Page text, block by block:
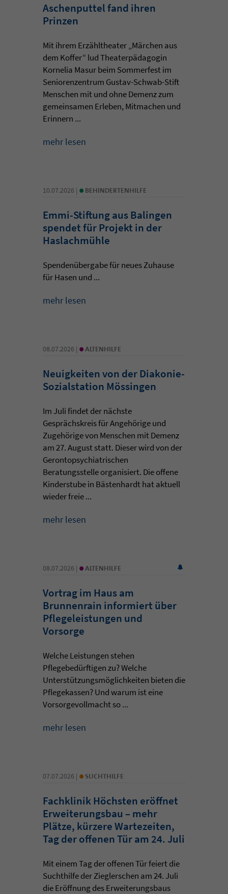
Aschenputtel fand ihren
Prinzen
Mit ihrem Erzähltheater „Märchen aus
dem Koffer“ lud Theaterpädagogin
Kornelia Masur beim Sommerfest im
Seniorenzentrum Gustav-Schwab-Stift
Menschen mit und ohne Demenz zum
gemeinsamen Erleben, Mitmachen und
Erinnern ...
mehr lesen
10.07.2026 | • BEHINDERTENHILFE
Emmi-Stiftung aus Balingen
spendet für Projekt in der
Haslachmühle
Spendenübergabe für neues Zuhause
für Hasen und ...
mehr lesen
08.07.2026 | • ALTENHILFE
Neuigkeiten von der Diakonie-
Sozialstation Mössingen
Im Juli findet der nächste
Gesprächskreis für Angehörige und
Zugehörige von Menschen mit Demenz
am 27. August statt. Dieser wird von der
Gerontopsychiatrischen
Beratungsstelle organisiert. Die offene
Kinderstube in Bästenhardt hat aktuell
wieder freie ...
mehr lesen
08.07.2026 | • ALTENHILFE
Vortrag im Haus am
Brunnenrain informiert über
Pflegeleistungen und
Vorsorge
Welche Leistungen stehen
Pflegebedürftigen zu? Welche
Unterstützungsmöglichkeiten bieten die
Pflegekassen? Und warum ist eine
Vorsorgevollmacht so ...
mehr lesen
07.07.2026 | • SUCHTHILFE
Fachklinik Höchsten eröffnet
Erweiterungsbau – mehr
Plätze, kürzere Wartezeiten,
Tag der offenen Tür am 24. Juli
Mit einem Tag der offenen Tür feiert die
Suchthilfe der Zieglerschen am 24. Juli
die Eröffnung des Erweiterungsbaus